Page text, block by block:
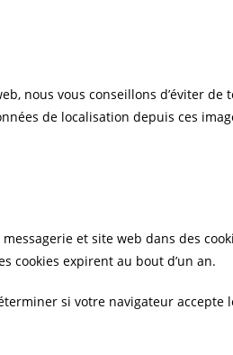
nous vous conseillons d’éviter de
de localisation depuis ces
et site web dans des
cookies expirent au bout d’un an.
si votre navigateur accepte